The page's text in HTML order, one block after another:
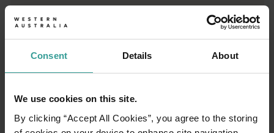
Consent Details About
We use cookies on this site.
By clicking “Accept All Cookies”, you agree to the storing